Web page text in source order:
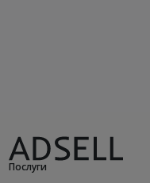
Послуги